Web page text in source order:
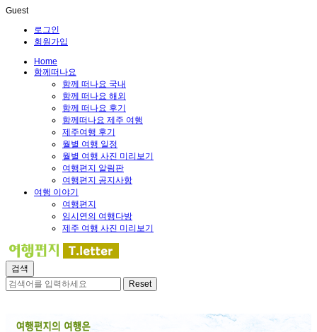
Guest
로그인
회원가입
Home
함께떠나요
함께 떠나요 국내
함께 떠나요 해외
함께 떠나요 후기
함께떠나요 제주 여행
제주여행 후기
월별 여행 일정
월별 여행 사진 미리보기
여행편지 알림판
여행편지 공지사항
여행 이야기
여행편지
임시연의 여행다방
제주 여행 사진 미리보기